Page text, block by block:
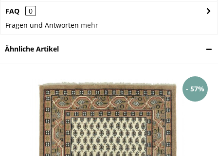
FAQ
0
Fragen und Antworten mehr
Ähnliche Artikel
- 57%